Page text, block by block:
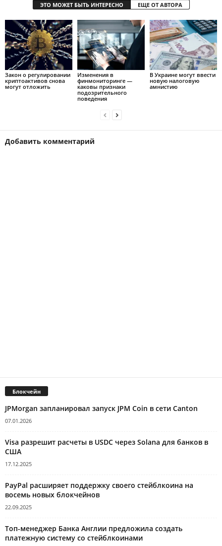
ЭТО МОЖЕТ БЫТЬ ИНТЕРЕСНО ЕЩЕ ОТ АВТОРА
Закон о регулировании
криптоактивов снова
могут отложить
Изменения в
финмониторинге —
каковы признаки
подозрительного
поведения
В Украине могут ввести
новую налоговую
амнистию
Добавить комментарий
Блокчейн
JPMorgan запланировал запуск JPM Coin в сети Canton
07.01.2026
Visa разрешит расчеты в USDC через Solana для банков в
США
17.12.2025
PayPal расширяет поддержку своего стейблкоина на
восемь новых блокчейнов
22.09.2025
Топ-менеджер Банка Англии предложила создать
платежную систему со стейблкоинами